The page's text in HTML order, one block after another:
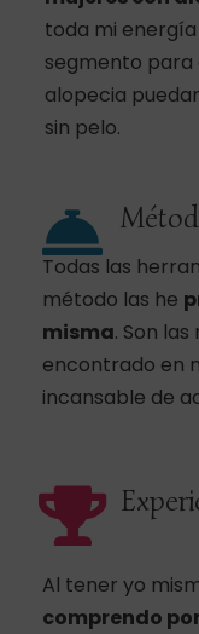
toda mi
segmento para
alopecia
sin pelo.
Todas las
método las he
misma. Son
encontrado en
incansable de
Al tener yo
comprendo